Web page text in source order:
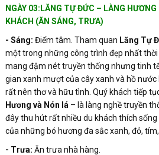
NGÀY 03:LĂNG TỰ ĐỨC – LÀNG
KHÁCH (ĂN SÁNG, TRƯA)
- Sáng: Điểm tâm. Tham quan Lăng Tự
một trong những công trình đẹp nhất thời
mang đậm nét truyền thống nhưng tinh
gian xanh mượt của cây xanh và hồ
rất nên thơ và hữu tình. Quý khách tiếp
Hương và Nón lá – là làng nghề truyền
đây thu hút rất nhiều du khách thích
của những bó hương đa sắc xanh, đỏ, tím,
- Trưa: Ăn trưa nhà hàng.